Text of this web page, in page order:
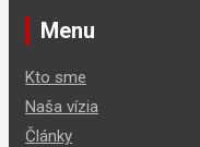
Menu
Kto sme
Naša vízia
Články